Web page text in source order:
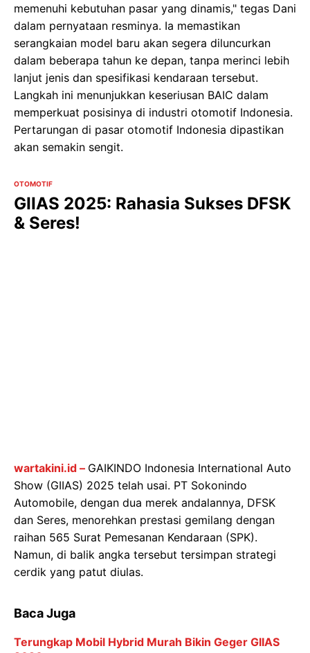
memenuhi kebutuhan pasar yang dinamis," tegas Dani
dalam pernyataan resminya. Ia memastikan
serangkaian model baru akan segera diluncurkan
dalam beberapa tahun ke depan, tanpa merinci lebih
lanjut jenis dan spesifikasi kendaraan tersebut.
Langkah ini menunjukkan keseriusan BAIC dalam
memperkuat posisinya di industri otomotif Indonesia.
Pertarungan di pasar otomotif Indonesia dipastikan
akan semakin sengit.
OTOMOTIF
GIIAS 2025: Rahasia Sukses DFSK
& Seres!
wartakini.id – GAIKINDO Indonesia International Auto
Show (GIIAS) 2025 telah usai. PT Sokonindo
Automobile, dengan dua merek andalannya, DFSK
dan Seres, menorehkan prestasi gemilang dengan
raihan 565 Surat Pemesanan Kendaraan (SPK).
Namun, di balik angka tersebut tersimpan strategi
cerdik yang patut diulas.
Baca Juga
Terungkap Mobil Hybrid Murah Bikin Geger GIIAS